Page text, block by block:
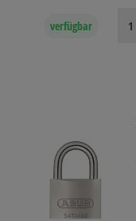
verfügbar